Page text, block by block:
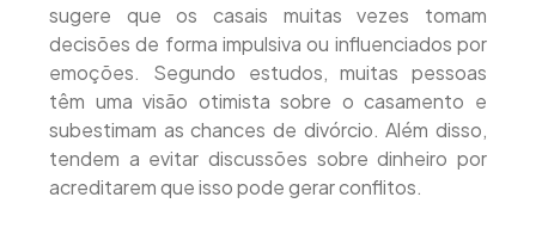
sugere que os casais muitas vezes tomam
decisões de forma impulsiva ou influenciados por
emoções. Segundo estudos, muitas pessoas
têm uma visão otimista sobre o casamento e
subestimam as chances de divórcio. Além disso,
tendem a evitar discussões sobre dinheiro por
acreditarem que isso pode gerar conflitos.